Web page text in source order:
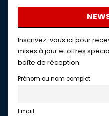
Inscrivez-vous ici pour
mises à jour et offres
boîte de réception.
Prénom ou nom complet
Email